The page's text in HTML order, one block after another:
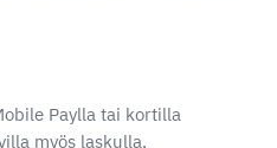
Paylla tai kortilla
myös laskulla,